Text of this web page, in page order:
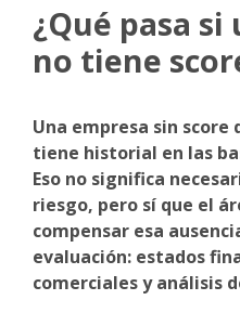
¿Qué pasa
no tiene
Una empresa sin
tiene historial en las
Eso no significa
riesgo, pero sí que el
compensar esa
evaluación: estados
comerciales y análisis